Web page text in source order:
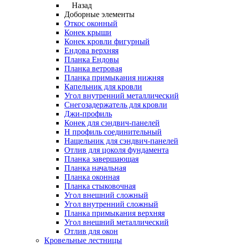
Назад
Доборные элементы
Откос оконный
Конек крыши
Конек кровли фигурный
Ендова верхняя
Планка Ендовы
Планка ветровая
Планка примыкания нижняя
Капельник для кровли
Угол внутренний металлический
Снегозадержатель для кровли
Джи-профиль
Конек для сэндвич-панелей
Н профиль соединительный
Нащельник для сэндвич-панелей
Отлив для цоколя фундамента
Планка завершающая
Планка начальная
Планка оконная
Планка стыковочная
Угол внешний сложный
Угол внутренний сложный
Планка примыкания верхняя
Угол внешний металлический
Отлив для окон
Кровельные лестницы